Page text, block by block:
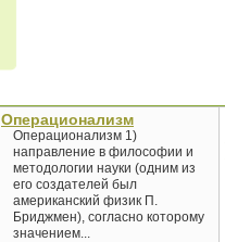
Операционализм
Операционализм 1)
направление в философии и
методологии науки (одним из
его создателей был
американский физик П.
Бриджмен), согласно которому
значением...